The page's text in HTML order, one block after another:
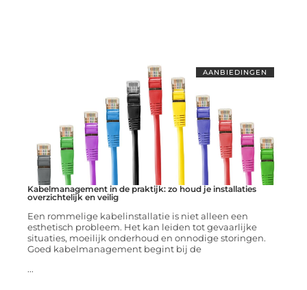
AANBIEDINGEN
Kabelmanagement in de praktijk: zo houd je installaties
overzichtelijk en veilig
Een rommelige kabelinstallatie is niet alleen een
esthetisch probleem. Het kan leiden tot gevaarlijke
situaties, moeilijk onderhoud en onnodige storingen.
Goed kabelmanagement begint bij de
...